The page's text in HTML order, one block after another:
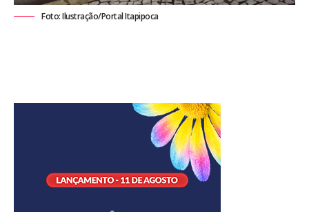
Foto: Ilustração/Portal Itapipoca